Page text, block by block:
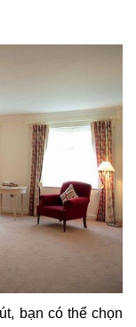
bạn có thể chọn